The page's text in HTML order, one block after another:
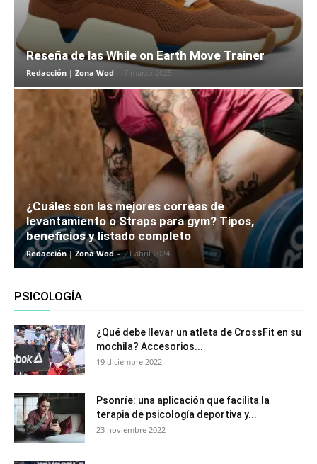
Reseña de las While on Earth Move Trainer
Redacción | Zona Wod - 7 marzo 2025
¿Cuáles son las mejores correas de
levantamiento o Straps para gym? Tipos,
beneficios y listado completo
Redacción | Zona Wod - 21 abril 2024
PSICOLOGÍA
¿Qué debe llevar un atleta de CrossFit en su
mochila? Accesorios...
19 diciembre 2022
Psonríe: una aplicación que facilita la
terapia de psicología deportiva y...
23 noviembre 2022